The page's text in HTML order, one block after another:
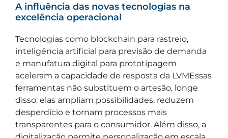
A influência das novas tecnologias na
excelência operacional
Tecnologias como blockchain para rastreio,
inteligência artificial para previsão de demanda
e manufatura digital para prototipagem
aceleram a capacidade de resposta da LVMEssas
ferramentas não substituem o artesão, longe
disso: elas ampliam possibilidades, reduzem
desperdício e tornam processos mais
transparentes para o consumidor. Além disso, a